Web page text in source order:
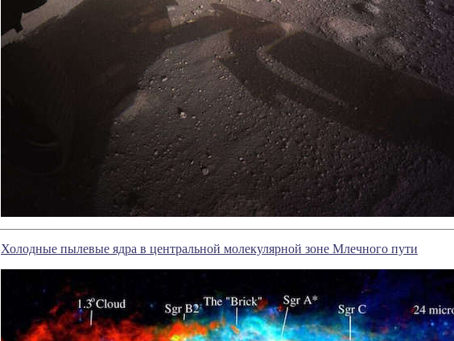
Холодные пылевые ядра в центральной молекулярной зоне Млечного пути